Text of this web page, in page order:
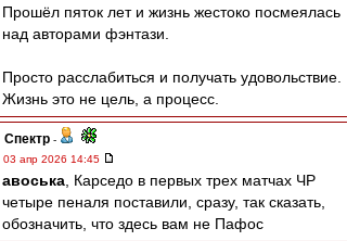
Прошёл пяток лет и жизнь жестоко посмеялась
над авторами фэнтази.
Просто расслабиться и получать удовольствие.
Жизнь это не цель, а процесс.
Спектр -
03 апр 2026 14:45
авоська , Карседо в первых трех матчах ЧР
четыре пеналя поставили, сразу, так сказать,
обозначить, что здесь вам не Пафос